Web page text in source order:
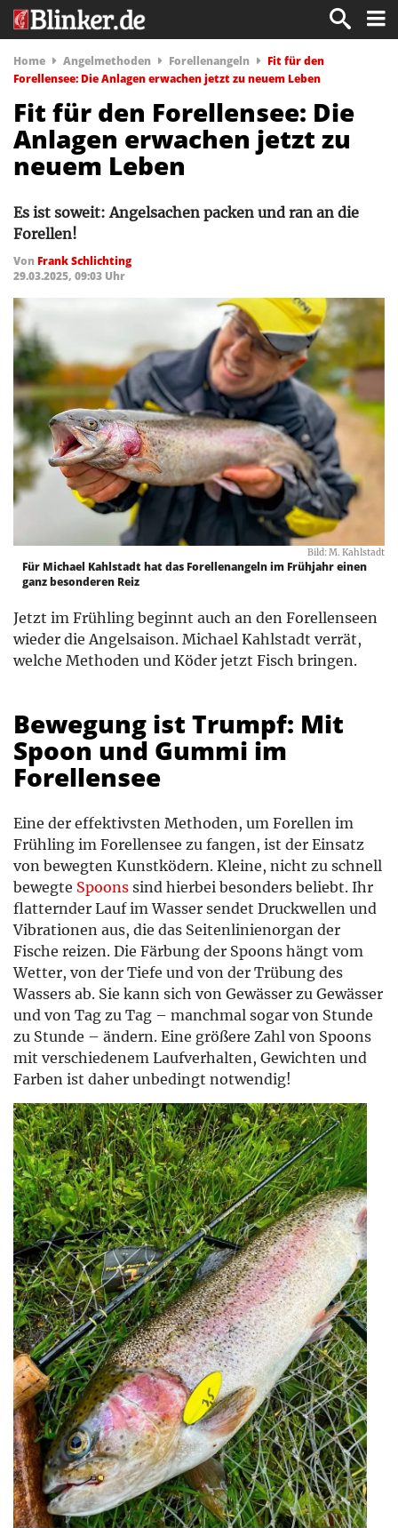
Home Angelmethoden Forellenangeln
Fit für den
Forellensee: Die Anlagen erwachen jetzt zu neuem Leben
Fit für den Forellensee: Die
Anlagen erwachen jetzt zu
neuem Leben
Es ist soweit: Angelsachen packen und ran an die
Forellen!
Von Frank Schlichting
29.03.2025, 09:03 Uhr
Bild: M. Kahlstadt
Für Michael Kahlstadt hat das Forellenangeln im Frühjahr einen
ganz besonderen Reiz
Jetzt im Frühling beginnt auch an den Forellenseen
wieder die Angelsaison. Michael Kahlstadt verrät,
welche Methoden und Köder jetzt Fisch bringen.
Bewegung ist Trumpf: Mit
Spoon und Gummi im
Forellensee
Eine der effektivsten Methoden, um Forellen im
Frühling im Forellensee zu fangen, ist der Einsatz
von bewegten Kunstködern. Kleine, nicht zu schnell
bewegte Spoons sind hierbei besonders beliebt. Ihr
flatternder Lauf im Wasser sendet Druckwellen und
Vibrationen aus, die das Seitenlinienorgan der
Fische reizen. Die Färbung der Spoons hängt vom
Wetter, von der Tiefe und von der Trübung des
Wassers ab. Sie kann sich von Gewässer zu Gewässer
und von Tag zu Tag – manchmal sogar von Stunde
zu Stunde – ändern. Eine größere Zahl von Spoons
mit verschiedenem Laufverhalten, Gewichten und
Farben ist daher unbedingt notwendig!